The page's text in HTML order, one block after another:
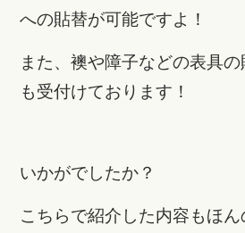
への貼替が可能ですよ！
また、襖や障子などの表具の
も受付けております！
いかがでしたか？
こちらで紹介した内容もほん